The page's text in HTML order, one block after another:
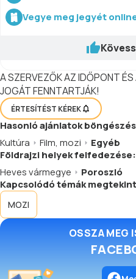
Vegye meg jegyét
A SZERVEZŐK AZ IDŐPONT
JOGÁT FENNTARTJÁK!
ÉRTESÍTÉST KÉREK
Hasonlóajánlatok
Kultúra
Film, mozi
Egyéb
Földrajzi helyek felfedezése:
Heves vármegye
Poroszló
Kapcsolódó témák
MOZI
OSSZA MEG